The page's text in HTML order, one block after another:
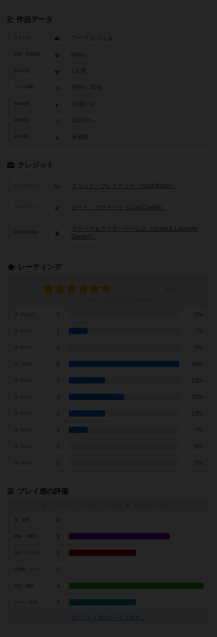
作品データ
タイトル ブープ もっふぁ。
原題・英題表記 boop.
参加人数 2人用
20分～30分
対象年齢 10歳から
2022年～
参考価格 未登録
クレジット
ゲームデザイン スコット・ブレイディー（Scott Brady）
アートワーク カート・カヴァート（Curt Covert）
スマーク＆ラフターゲームズ（Smirk & Laughter
Games）
レーティング
0 0%
9点の人 1 7%
0 0%
7点の人 6 40%
2 13%
3 20%
2 13%
1 7%
0 0%
0 0%
プレイ感の評価
※
0
3
交渉・立ち回り 2
0
4
アート・外見 2
似たプレイ感のゲームを探す→